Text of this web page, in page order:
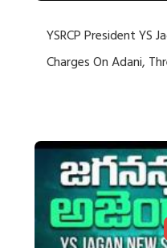
YSRCP President YS
Charges On Adani,